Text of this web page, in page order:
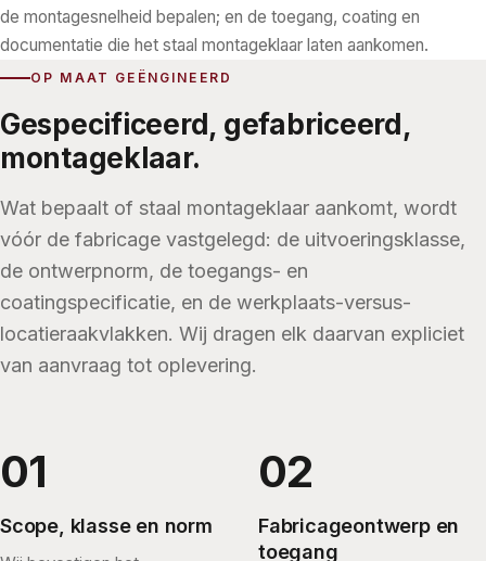
de montagesnelheid bepalen; en de toegang, coating en
documentatie die het staal montageklaar laten aankomen.
OP MAAT GEËNGINEERD
Gespecificeerd, gefabriceerd,
montageklaar.
Wat bepaalt of staal montageklaar aankomt, wordt
vóór de fabricage vastgelegd: de uitvoeringsklasse,
de ontwerpnorm, de toegangs- en
coatingspecificatie, en de werkplaats-versus-
locatieraakvlakken. Wij dragen elk daarvan expliciet
van aanvraag tot oplevering.
Scope, klasse en norm
Fabricageontwerp en
toegang